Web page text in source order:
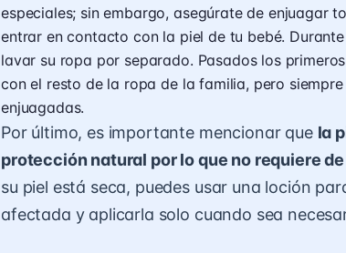
especiales; sin embargo, asegúrate de enjuagar
entrar en contacto con la piel de tu bebé.
lavar su ropa por separado. Pasados ​​los
con el resto de la ropa de la familia, pero
enjuagadas.
Por último, es importante mencionar que la
protección natural por lo que no requiere
su piel está seca, puedes usar una loción
afectada y aplicarla solo cuando sea